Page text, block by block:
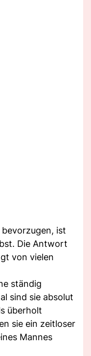
ist
Die Antwort
von vielen
ständig
sind sie absolut
überholt
sie ein zeitloser
Mannes